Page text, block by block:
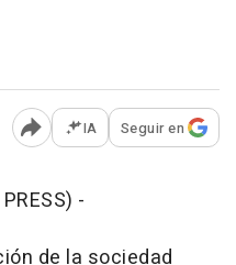
Abrir opciones para
IA Seguir en
-
de la sociedad